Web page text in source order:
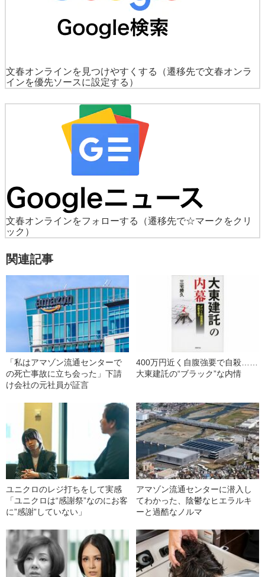
文春オンラインを見つけやすくする
（遷移先で文春オンラ
インを優先ソースに設定する）
文春オンラインをフォローする
（遷移先で☆マークをクリ
ック）
関連記事
「私はアマゾン流通センターで
の死亡事故に立ち会った」下請
け会社の元社員が証言
400万円近く自腹強要で自殺……
大東建託の“ブラック”な内情
ユニクロのレジ打ちをして実感
「ユニクロは“感謝祭”なのにお客
に”感謝”していない」
アマゾン流通センターに潜入し
てわかった、陰鬱なヒエラルキ
ーと過酷なノルマ